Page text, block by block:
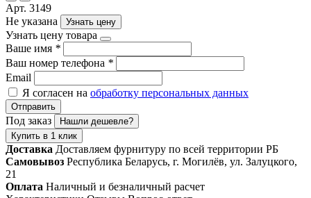
Арт. 3149
Не указана
Узнать цену
Узнать цену товара
Ваше имя *
Ваш номер телефона *
Email
Я согласен на обработку персональных данных
Отправить
Под заказ
Нашли дешевле?
Купить в 1 клик
Доставка Доставляем фурнитуру по всей территории РБ
Самовывоз Республика Беларусь, г. Могилёв, ул. Залуцкого,
21
Оплата Наличный и безналичный расчет